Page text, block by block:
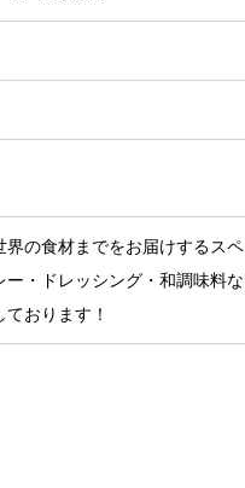
の食材までをお届けするスペ
・ドレッシング・和調味料
おります！